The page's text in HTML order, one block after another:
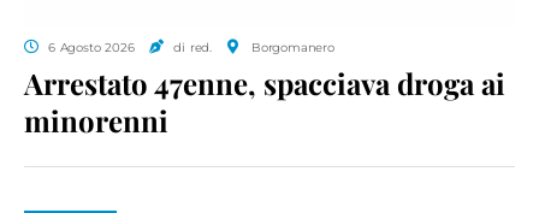
6 Agosto 2026 di red. Borgomanero
Arrestato 47enne, spacciava droga ai
minorenni